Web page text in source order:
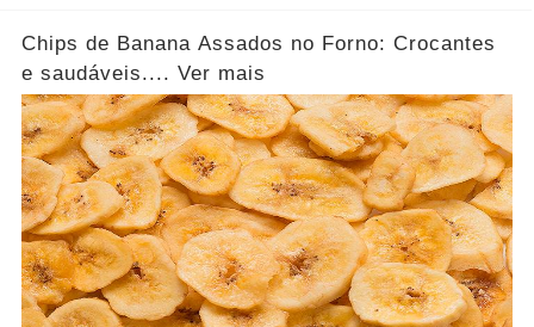
Chips de Banana Assados no Forno: Crocantes
e saudáveis.... Ver mais